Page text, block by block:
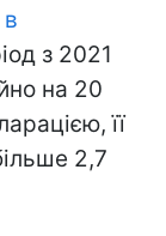
з 2021
на 20
її
2,7